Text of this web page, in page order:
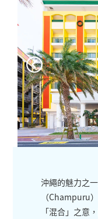
沖繩的魅力之
（Champuru
「混合」之意